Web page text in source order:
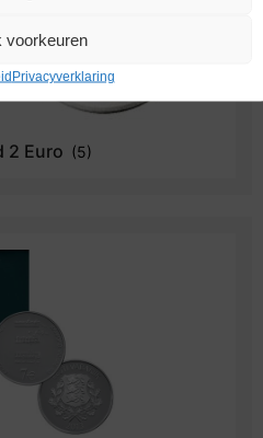
voorkeuren
Privacyverklaring
2 Euro (5)